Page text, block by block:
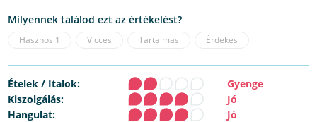
Milyennek találod ezt az értékelést?
Hasznos 1 Vicces Tartalmas Érdekes
Ételek / Italok:
Gyenge
Kiszolgálás:
Jó
Hangulat:
Jó